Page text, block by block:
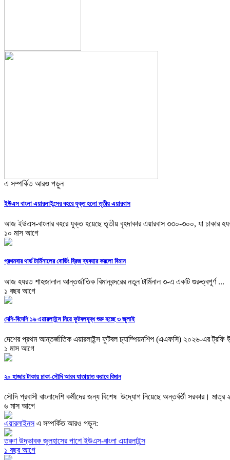
এ সম্পর্কিত আরও পড়ুন
ইউএস বাংলা এয়ারলাইন্সের বহরে যুক্ত হলো তৃতীয় এয়ারবাস
আজ ইউএস-বাংলার বহরে যুক্ত হয়েছে তৃতীয় বৃহদাকার এয়ারবাস ৩৩০-৩০০, যা ঢাকার
১০ মাস আগে
প্রথমবার থার্ড টার্মিনালের বোর্ডিং ব্রিজ ব্যবহার করলো বিমান
আজ হযরত শাহজালাল আন্তর্জাতিক বিমানবন্দরের নতুন টার্মিনাল ৩-এ একটি গুরুত্বপূর্ণ ...
১ বছর আগে
দেশি-বিদেশি ১৬ এয়ারলাইন্স নিয়ে ফুটবলযুদ্ধ শুরু হচ্ছে ৩ জুলাই
দেশের প্রথম আন্তর্জাতিক এয়ারলাইন্স ফুটবল চ্যাম্পিয়নশিপ (এএফসি) ২০২৬-এর ট্রফি
১ মাস আগে
২০ হাজার টাকায় ঢাকা-সৌদি আরব যাতায়াত করাবে বিমান
সৌদি প্রবাসী বাংলাদেশি কর্মীদের জন্য বিশেষ উদ্যোগ নিয়েছে অন্তর্বর্তী সরকার। মাত্র
৬ মাস আগে
এয়ারলাইনসএ সম্পর্কিত আরও পড়ুন:
তরুণ উদ্ভাবক জুলহাসের পাশে ইউএস-বাংলা এয়ারলাইন্স
১ বছর আগে